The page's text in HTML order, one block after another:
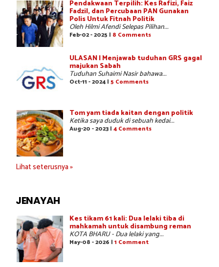
Pendakwaan Terpilih: Kes Rafizi, Faiz
Fadzil, dan Percubaan PAN Gunakan
Polis Untuk Fitnah Politik
Oleh Hilmi Afendi Selepas Pilihan...
Feb-02 - 2025 | 8 Comments
ULASAN | Menjawab tuduhan GRS gagal
majukan Sabah
Tuduhan Suhaimi Nasir bahawa...
Oct-11 - 2024 | 5 Comments
Tom yam tiada kaitan dengan politik
Ketika saya duduk di sebuah kedai...
Aug-20 - 2023 | 4 Comments
Lihat seterusnya »
JENAYAH
Kes tikam 61 kali: Dua lelaki tiba di
mahkamah untuk disambung reman
KOTA BHARU - Dua lelaki yang...
May-08 - 2026 | 1 Comment